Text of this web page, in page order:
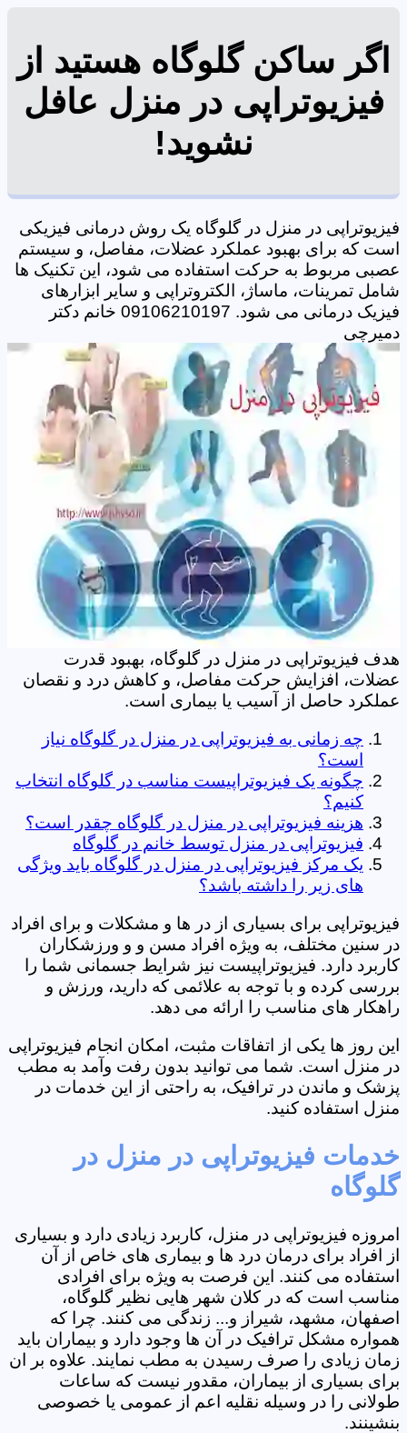
اگر ساکن گلوگاه هستید از
فیزیوتراپی در منزل عافل
نشوید!
فیزیوتراپی در منزل در گلوگاه یک روش درمانی فیزیکی
است که برای بهبود عملکرد عضلات، مفاصل، و سیستم
عصبی مربوط به حرکت استفاده می شود، این تکنیک ها
شامل تمرینات، ماساژ، الکتروتراپی و سایر ابزارهای
فیزیک درمانی می شود. 09106210197 خانم دکتر
دمیرچی
هدف فیزیوتراپی در منزل در گلوگاه، بهبود قدرت
عضلات، افزایش حرکت مفاصل، و کاهش درد و نقصان
عملکرد حاصل از آسیب یا بیماری است.
چه زمانی به فیزیوتراپی در منزل در گلوگاه نیاز
است؟
چگونه یک فیزیوتراپیست مناسب در گلوگاه انتخاب
کنیم؟
هزینه فیزیوتراپی در منزل در گلوگاه چقدر است؟
فیزیوتراپی در منزل توسط خانم در گلوگاه
یک مرکز فیزیوتراپی در منزل در گلوگاه باید ویژگی
های زیر را داشته باشد؟
فیزیوتراپی برای بسیاری از در ها و مشکلات و برای افراد
در سنین مختلف، به ویژه افراد مسن و و ورزشکاران
کاربرد دارد. فیزیوتراپیست نیز شرایط جسمانی شما را
بررسی کرده و با توجه به علائمی که دارید، ورزش و
راهکار های مناسب را ارائه می دهد.
این روز ها یکی از اتفاقات مثبت، امکان انجام فیزیوتراپی
در منزل است. شما می توانید بدون رفت وآمد به مطب
پزشک و ماندن در ترافیک، به راحتی از این خدمات در
منزل استفاده کنید.
خدمات فیزیوتراپی در منزل در
گلوگاه
امروزه فیزیوتراپی در منزل، کاربرد زیادی دارد و بسیاری
از افراد برای درمان درد ها و بیماری های خاص از آن
استفاده می کنند. این فرصت به ویژه برای افرادی
مناسب است که در کلان شهر هایی نظیر گلوگاه،
اصفهان، مشهد، شیراز و... زندگی می کنند. چرا که
همواره مشکل ترافیک در آن ها وجود دارد و بیماران باید
زمان زیادی را صرف رسیدن به مطب نمایند. علاوه بر ان
برای بسیاری از بیماران، مقدور نیست که ساعات
طولانی را در وسیله نقلیه اعم از عمومی یا خصوصی
بنشینند.